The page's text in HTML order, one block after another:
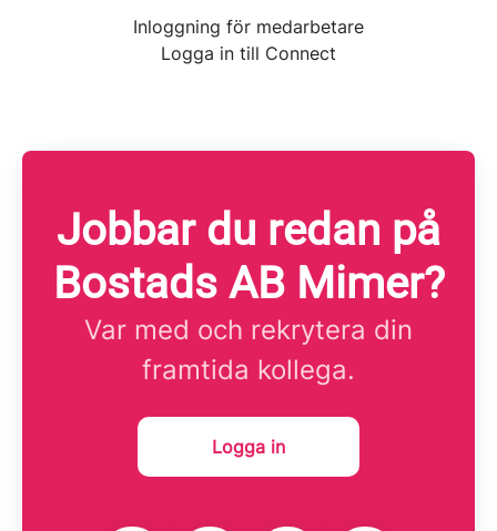
Inloggning för medarbetare
Logga in till Connect
Jobbar du redan på
Bostads AB Mimer?
Var med och rekrytera din
framtida kollega.
Logga in